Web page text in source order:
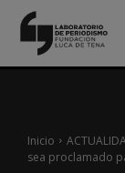
Inicio
sea proclamado